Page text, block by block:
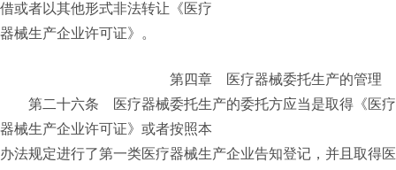
借或者以其他形式非法转让《医疗
器械生产企业许可证》。
第四章 医疗器械委托生产的管理
第二十六条 医疗器械委托生产的委托方应当是取得《医疗
器械生产企业许可证》或者按照本
办法规定进行了第一类医疗器械生产企业告知登记，并且取得医